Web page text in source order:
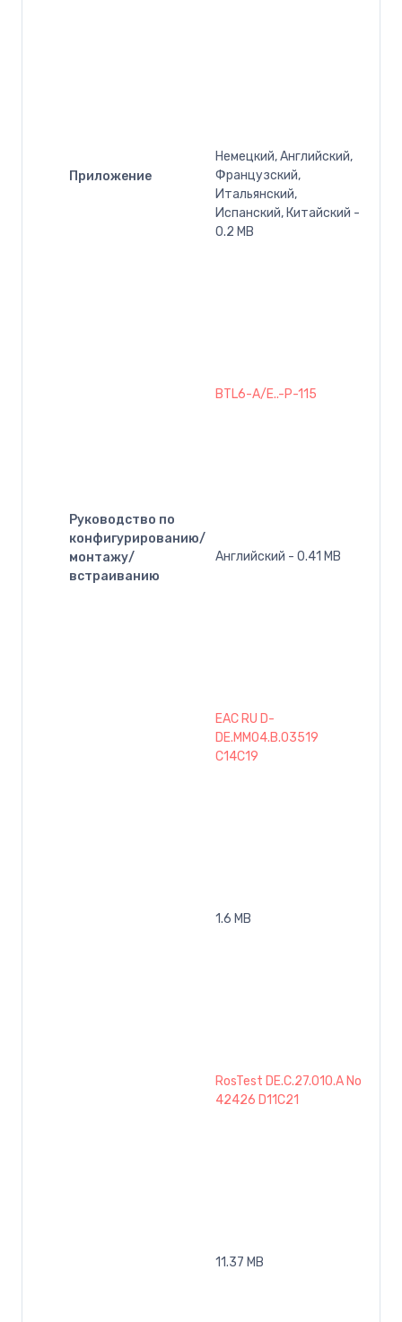
Приложение
Немецкий, Английский,
Французский,
Итальянский,
Испанский, Китайский -
0.2 MB
Руководство по
конфигурированию/
монтажу/
встраиванию
BTL6-A/E..-P-115
Английский - 0.41 MB
EAC RU D-
DE.MM04.B.03519
C14C19
1.6 MB
RosTest DE.C.27.010.A No
42426 D11C21
11.37 MB